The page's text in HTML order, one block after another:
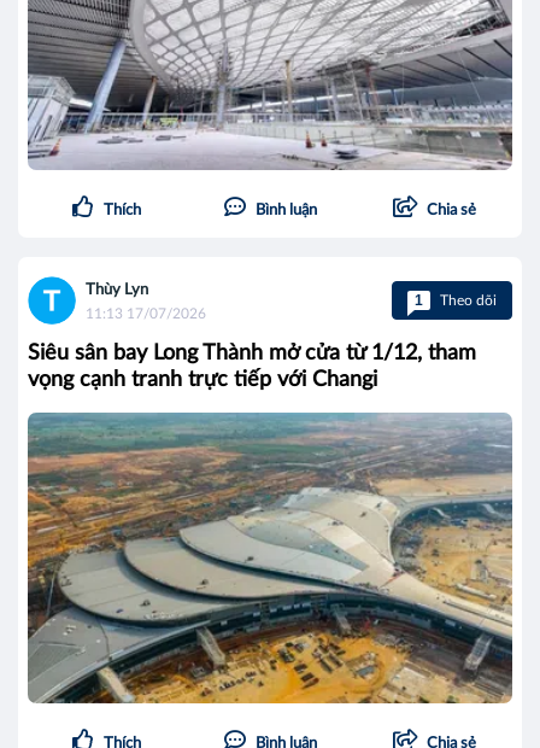
Thích Bình luận Chia sẻ
Thùy Lyn
11:13 17/07/2026
1 Theo dõi
Siêu sân bay Long Thành mở cửa từ 1/12, tham
vọng cạnh tranh trực tiếp với Changi
Thích Bình luận Chia sẻ